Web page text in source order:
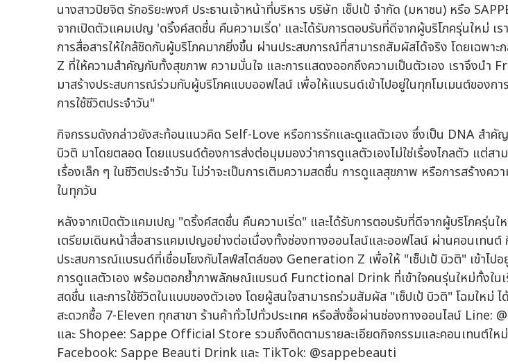
นางสาวปิยจิต รักอริยะพงศ์ ประธานเจ้าหน้าที่บริหาร บริษัท เซ็ปเป้ จำกัด (มหาชน) หรือ
จากเปิดตัวแคมเปญ 'ดริ้งค์สดชื่น คืนความเริ่ด' และได้รับการตอบรับที่ดีจากผู้บริโภครุ่นใหม่ เ
การสื่อสารให้ใกล้ชิดกับผู้บริโภคมากยิ่งขึ้น ผ่านประสบการณ์ที่สามารถสัมผัสได้จริง โดยเฉพา
Z ที่ให้ความสำคัญกับทั้งสุขภาพ ความมั่นใจ และการแสดงออกถึงความเป็นตัวเอง เราจึงนำ
มาสร้างประสบการณ์ร่วมกับผู้บริโภคแบบออฟไลน์ เพื่อให้แบรนด์เข้าไปอยู่ในทุกโมเมนต์ของก
การใช้ชีวิตประจำวัน"
กิจกรรมดังกล่าวยังสะท้อนแนวคิด Self-Love หรือการรักและดูแลตัวเอง ซึ่งเป็น DNA สำคั
บิวติ มาโดยตลอด โดยแบรนด์ต้องการส่งต่อมุมมองว่าการดูแลตัวเองไม่ใช่เรื่องไกลตัว แต่สา
เรื่องเล็ก ๆ ในชีวิตประจำวัน ไม่ว่าจะเป็นการเติมความสดชื่น การดูแลสุขภาพ หรือการสร้างคว
ในทุกวัน
หลังจากเปิดตัวแคมเปญ "ดริ้งค์สดชื่น คืนความเริ่ด" และได้รับการตอบรับที่ดีจากผู้บริโภครุ่นใ
เตรียมเดินหน้าสื่อสารแคมเปญอย่างต่อเนื่องทั้งช่องทางออนไลน์และออฟไลน์ ผ่านคอนเทนต์
ประสบการณ์แบรนด์ที่เชื่อมโยงกับไลฟ์สไตล์ของ Generation Z เพื่อให้ "เซ็ปเป้ บิวติ" เข้าไป
การดูแลตัวเอง พร้อมตอกย้ำภาพลักษณ์แบรนด์ Functional Drink ที่เข้าใจคนรุ่นใหม่ทั้งใน
สดชื่น และการใช้ชีวิตในแบบของตัวเอง โดยผู้สนใจสามารถร่วมสัมผัส "เซ็ปเป้ บิวติ" โฉมใหม่
สะดวกซื้อ 7-Eleven ทุกสาขา ร้านค้าทั่วไปทั่วประเทศ หรือสั่งซื้อผ่านช่องทางออนไลน์ Line:
และ Shopee: Sappe Official Store รวมถึงติดตามรายละเอียดกิจกรรมและคอนเทนต์ให
Facebook: Sappe Beauti Drink และ TikTok: @sappebeauti